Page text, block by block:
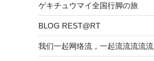
ゲキチュウマイ全国行脚の旅
BLOG REST@RT
我们一起网络流，一起流流流流流